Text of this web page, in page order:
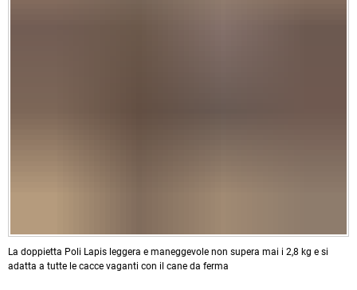
La doppietta Poli Lapis leggera e maneggevole non supera mai i 2,8 kg e si
adatta a tutte le cacce vaganti con il cane da ferma